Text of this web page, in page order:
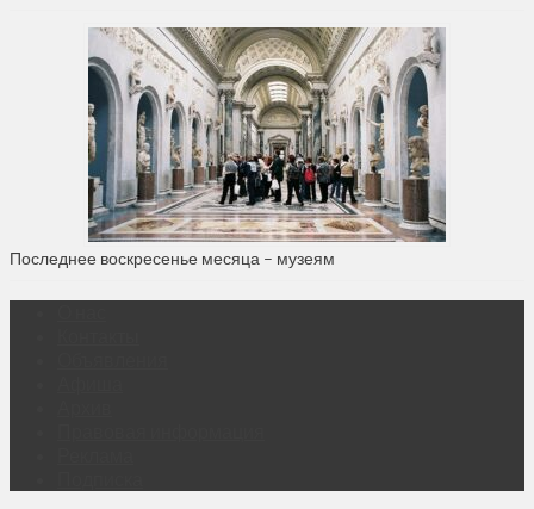
Последнее воскресенье месяца – музеям